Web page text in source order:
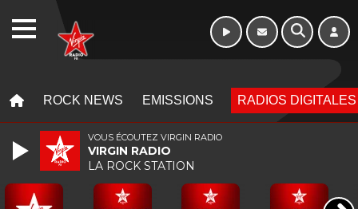
ROCK NEWS EMISSIONS RADIOS DIGITALES
VOUS ÉCOUTEZ VIRGIN RADIO
VIRGIN RADIO
LA ROCK STATION
WEBRADIO 10h - 13h